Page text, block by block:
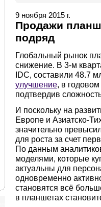
9 ноября 2015 г.
Продажи
подряд
Глобальный рынок
снижение. В 3-м
IDC, составили 48.7
улучшение , в
подтвердив
И поскольку на
Европе и Азиатско-
значительно
для роста за счет
По данным
моделями, которые
актуальны для
одновременно
становятся всё
в планшетах